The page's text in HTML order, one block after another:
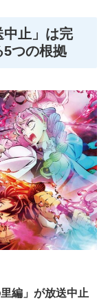
中止」は完
5つの根拠
編」が放送中止